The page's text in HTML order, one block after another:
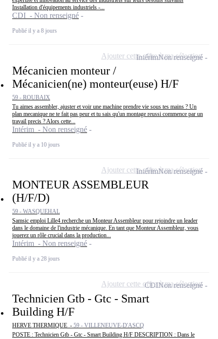
Installation d'équipements industriels -...
CDI - Non renseigné
Publié il y a 8 jours
Mécanicien monteur /
Mécanicien(ne) monteur(euse) H/F
59 - ROUBAIX
Tu aimes assembler, ajuster et voir une machine prendre vie sous tes mains ? Un
plan mecanique ne te fait pas peur et tu sais qu'un montage reussi commence par un
travail precis ? Alors cette...
Intérim - Non renseigné
Publié il y a 10 jours
IntérimNon renseigné
Ajouter cette offre à ma sélection
MONTEUR ASSEMBLEUR
(H/F/D)
59 - WASQUEHAL
Samsic emploi Lille4 recherche un Monteur Assembleur pour rejoindre un leader
dans le domaine de l'industrie mécanique. En tant que Monteur Assembleur, vous
jouerez un rôle crucial dans la production...
Intérim - Non renseigné
Publié il y a 28 jours
IntérimNon renseigné
Ajouter cette offre à ma sélection
Technicien Gtb - Gtc - Smart
Building H/F
HERVE THERMIQUE - 59 - VILLENEUVE-D'ASCQ
POSTE : Technicien Gtb - Gtc - Smart Building H/F DESCRIPTION : Dans le
CDINon renseigné
Ajouter cette offre à ma sélection